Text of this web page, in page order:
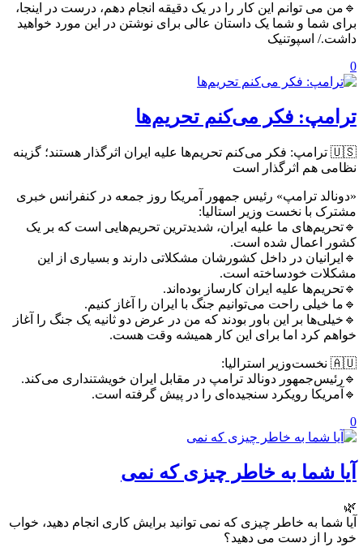
🔹من می توانم این کار را در یک دقیقه انجام دهم، درست در اینجا،
برای شما و شما یک داستان عالی برای نوشتن در این مورد خواهید
داشت./ اسپوتنیک
0
ترامپ: فکر می‌کنم تحریم‌ها
🇺🇸 ترامپ: فکر می‌کنم تحریم‌ها علیه ایران اثرگذار هستند؛ گزینه
نظامی هم اثرگذار است
«دونالد ترامپ» رئیس جمهور آمریکا روز جمعه در کنفرانس خبری
مشترک با نخست وزیر استالیا:
🔹تحریم‌های ما علیه ایران، شدیدترین تحریم‌هایی است که بر یک
کشور اعمال شده است.
🔹ایرانیان در داخل کشورشان مشکلاتی دارند و بسیاری از این
مشکلات خودساخته است.
🔹تحریم‌ها علیه ایران کارساز بوده‌اند.
🔹ما خیلی راحت می‌توانیم جنگ با ایران را آغاز کنیم.
🔹خیلی‌ها بر این باور بودند که من در عرض دو ثانیه یک جنگ را آغاز
خواهم کرد اما برای این کار همیشه وقت هست.
🇦🇺 نخست‌وزیر استرالیا:
🔹رئیس‌جمهور دونالد ترامپ در مقابل ایران خویشتنداری می‌کند.
🔹آمریکا رویکرد سنجیده‌ای را در پیش گرفته است.
0
آیا شما به خاطر چیزی که نمی
🌿
آیا شما به خاطر چیزی که نمی توانید برایش کاری انجام دهید، خواب
خود را از دست می دهید؟